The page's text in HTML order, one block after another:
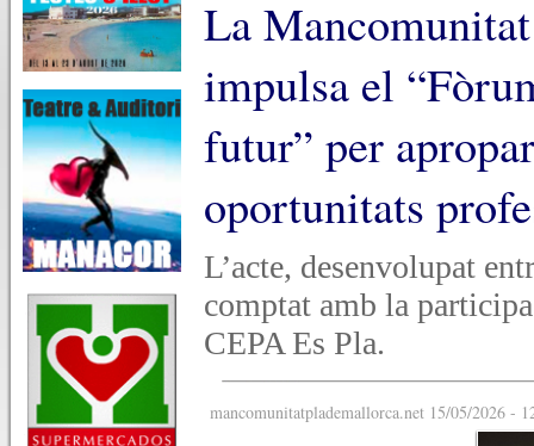
La
impulsa el
futur” per
oportunitats
L’acte, desenvolupat
comptat amb la
CEPA Es Pla.
mancomunitatplademallorca.net 15/05/2026 -